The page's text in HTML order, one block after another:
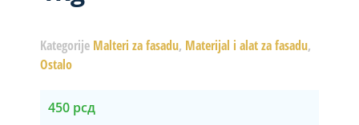
Kategorije Malteri za fasadu, Materijal i alat za fasadu,
Ostalo
450 рсд